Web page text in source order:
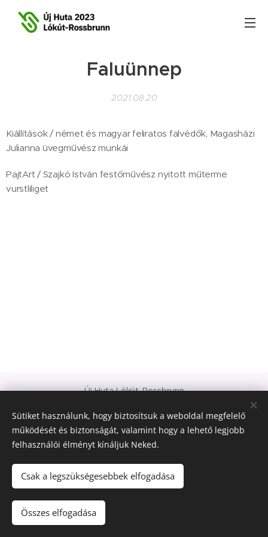
Faluünnep
2021.08.20
Kiállítások / német és magyar feliratos falvédők, Magasházi
Julianna üvegművész munkái
PajtArt / Szajkó István festőművész nyitott műterme
vurstliliget
Új Huta Lókút-Rossbrunn
Európa Kultúrális Fővárosa
PAJTA PROJEKT
© 2021 Minden jog fenntartva
Magyar
Sütiket használunk, hogy biztosítsuk a weboldal megfelelő
működését és biztonságát, valamint hogy a lehető legjobb
felhasználói élményt kínáljuk Neked.
Csak a legszükségesebbek elfogadása
Összes elfogadása